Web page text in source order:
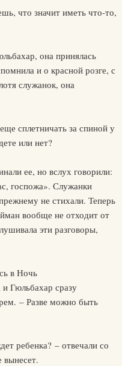
что значит иметь что-то,
она принялась
и о красной розге, с
служанок, она
сплетничать за спиной у
или нет?
ее, но вслух говорили:
госпожа». Служанки
не стихали. Теперь
вообще не отходит от
эти разговоры,
в Ночь
Гюльбахар сразу
– Разве можно быть
ребенка? – отвечали со